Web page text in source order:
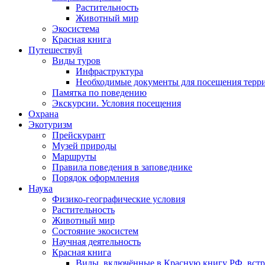
Растительность
Животный мир
Экосистема
Красная книга
Путешествуй
Виды туров
Инфраструктура
Необходимые документы для посещения
Памятка по поведению
Экскурсии. Условия посещения
Охрана
Экотуризм
Прейскурант
Музей природы
Маршруты
Правила поведения в заповеднике
Порядок оформления
Наука
Физико-географические условия
Растительность
Животный мир
Состояние экосистем
Научная деятельность
Красная книга
Виды, включённые в Красную книгу РФ,